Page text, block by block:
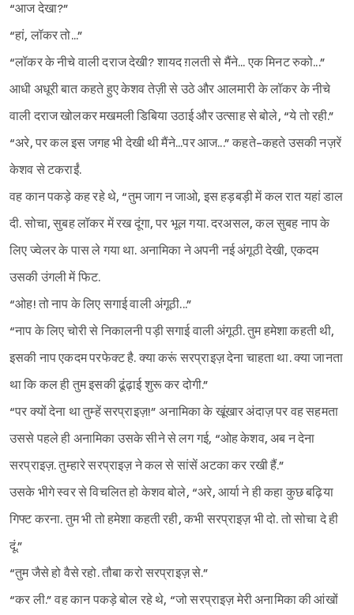
“आज देखा?”
“हां, लॉकर तो...”
“लॉकर के नीचे वाली दराज देखी? शायद ग़लती से मैंने... एक मिनट रुको...”
आधी अधूरी बात कहते हुए केशव तेज़ी से उठे और आलमारी के लॉकर के नीचे
वाली दराज खोलकर मखमली डिबिया उठाई और उत्साह से बोले, “ये तो रही.”
“अरे, पर कल इस जगह भी देखी थी मैंने...पर आज...” कहते-कहते उसकी नज़रें
केशव से टकराईं.
वह कान पकड़े कह रहे थे, “तुम जाग न जाओ, इस हड़बड़ी में कल रात यहां डाल
दी. सोचा, सुबह लॉकर में रख दूंगा, पर भूल गया. दरअसल, कल सुबह नाप के
लिए ज्वेलर के पास ले गया था. अनामिका ने अपनी नई अंगूठी देखी, एकदम
उसकी उंगली में फिट.
“ओह! तो नाप के लिए सगाई वाली अंगूठी...”
“नाप के लिए चोरी से निकालनी पड़ी सगाई वाली अंगूठी. तुम हमेशा कहती थी,
इसकी नाप एकदम परफेक्ट है. क्या करूं सरप्राइज़ देना चाहता था. क्या जानता
था कि कल ही तुम इसकी ढूंढ़ाई शुरू कर दोगी.”
“पर क्यों देना था तुम्हें सरप्राइज़!” अनामिका के खूंखार अंदाज़ पर वह सहमता
उससे पहले ही अनामिका उसके सीने से लग गई, “ओह केशव, अब न देना
सरप्राइज़. तुम्हारे सरप्राइज़ ने कल से सांसें अटका कर रखी हैं.”
उसके भीगे स्वर से विचलित हो केशव बोले, “अरे, आर्या ने ही कहा कुछ बढ़िया
गिफ्ट करना. तुम भी तो हमेशा कहती रही, कभी सरप्राइज़ भी दो. तो सोचा दे ही
दूं.”
“तुम जैसे हो वैसे रहो. तौबा करो सरप्राइज़ से.”
“कर ली.” वह कान पकड़े बोल रहे थे, “जो सरप्राइज़ मेरी अनामिका की आंखों